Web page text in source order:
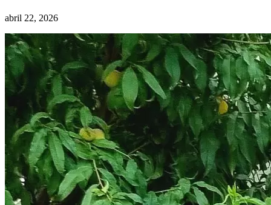
abril 22, 2026